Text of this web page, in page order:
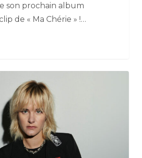
son prochain album
de « Ma Chérie » !…